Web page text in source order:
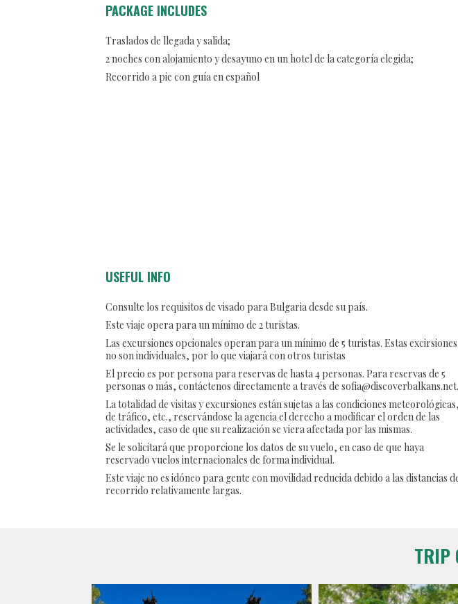
PACKAGE INCLUDES
Traslados de llegada y salida;
2 noches con alojamiento y desayuno en un hotel de la categoría elegida;
Recorrido a pie con guía en español
USEFUL INFO
Consulte los requisitos de visado para Bulgaria desde su país.
Este viaje opera para un mínimo de 2 turistas.
Las excursiones opcionales operan para un mínimo de 5 turistas. Estas excirsiones
no son individuales, por lo que viajará con otros turistas
El precio es por persona para reservas de hasta 4 personas. Para reservas de 5
personas o más, contáctenos directamente a través de sofia@discoverbalkans.net.
La totalidad de visitas y excursiones están sujetas a las condiciones meteorológicas,
de tráfico, etc., reservándose la agencia el derecho a modificar el orden de las
actividades, caso de que su realización se viera afectada por las mismas.
Se le solicitará que proporcione los datos de su vuelo, en caso de que haya
reservado vuelos internacionales de forma individual.
Este viaje no es idóneo para gente con movilidad reducida debido a las distancias
recorrido relativamente largas.
TRIP